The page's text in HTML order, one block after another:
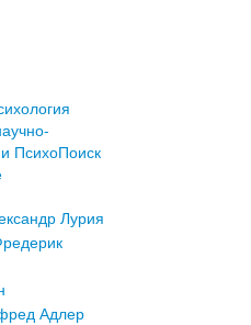
ПсихоПоиск
Лурия
Адлер